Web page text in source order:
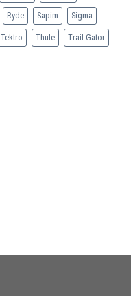
Ryde Sapim Sigma
Tektro Thule Trail-Gator